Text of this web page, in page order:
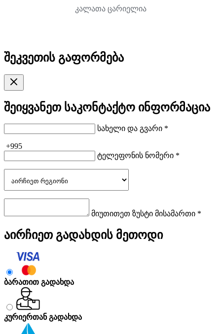
კალათა ცარიელია
შეკვეთის გაფორმება
შეიყვანეთ საკონტაქტო ინფორმაცია
სახელი და გვარი *
+995
ტელეფონის ნომერი *
მიუთითეთ ზუსტი მისამართი *
აირჩიეთ გადახდის მეთოდი
ბარათით გადახდა
კურიერთან გადახდა